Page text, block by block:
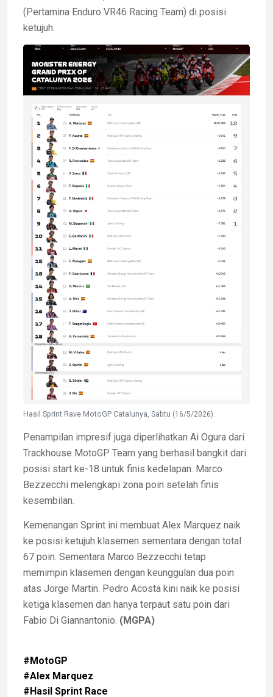
(Pertamina Enduro VR46 Racing Team) di posisi
ketujuh.
Hasil Sprint Rave MotoGP Catalunya, Sabtu (16/5/2026).
Penampilan impresif juga diperlihatkan Ai Ogura dari
Trackhouse MotoGP Team yang berhasil bangkit dari
posisi start ke-18 untuk finis kedelapan. Marco
Bezzecchi melengkapi zona poin setelah finis
kesembilan.
Kemenangan Sprint ini membuat Alex Marquez naik
ke posisi ketujuh klasemen sementara dengan total
67 poin. Sementara Marco Bezzecchi tetap
memimpin klasemen dengan keunggulan dua poin
atas Jorge Martin. Pedro Acosta kini naik ke posisi
ketiga klasemen dan hanya terpaut satu poin dari
Fabio Di Giannantonio. (MGPA)
#MotoGP
#Alex Marquez
#Hasil Sprint Race